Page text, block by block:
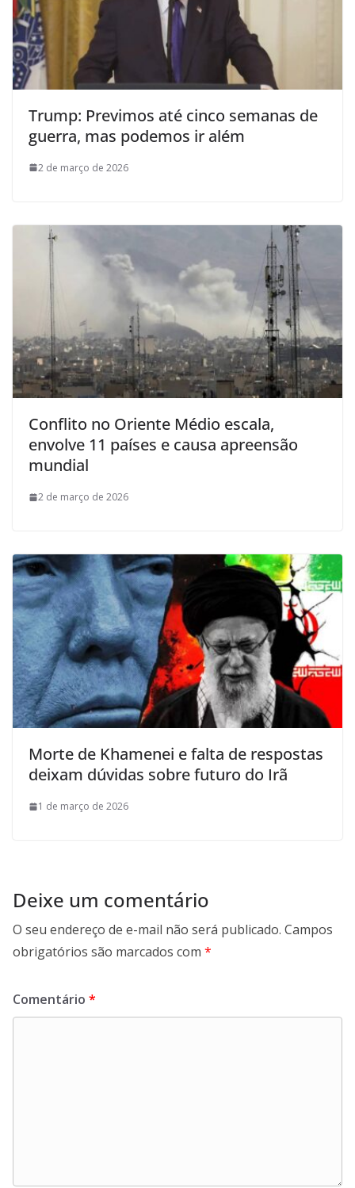
Trump: Previmos até cinco semanas de
guerra, mas podemos ir além
2 de março de 2026
Conflito no Oriente Médio escala,
envolve 11 países e causa apreensão
mundial
2 de março de 2026
Morte de Khamenei e falta de respostas
deixam dúvidas sobre futuro do Irã
1 de março de 2026
Deixe um comentário
O seu endereço de e-mail não será publicado. Campos
obrigatórios são marcados com *
Comentário *